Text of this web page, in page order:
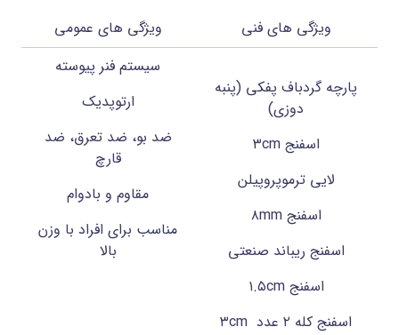
ویژگی های فنی ویژگی های عمومی
پارچه گردباف پفکی (پنبه
دوزی)
اسفنج ۳cm
لایی ترموپروپیلن
اسفنج ۸mm
اسفنج ریباند صنعتی
اسفنج ۱.۵cm
اسفنج کله ۲ عدد ۳cm
سیستم فنر پیوسته
ارتوپدیک
ضد بو، ضد تعرق، ضد
قارچ
مقاوم و بادوام
مناسب برای افراد با وزن
بالا